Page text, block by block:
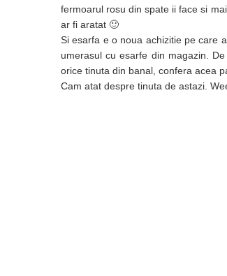
fermoarul rosu din spate ii face si
ar fi aratat 🙂
Si esarfa e o noua achizitie pe care
umerasul cu esarfe din magazin.
orice tinuta din banal, confera acea
Cam atat despre tinuta de astazi.